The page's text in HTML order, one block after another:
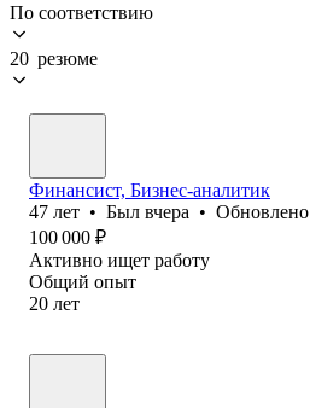
По соответствию
20 резюме
Финансист, Бизнес-аналитик
47 лет • Был вчера • Обновлено
100 000 ₽
Активно ищет работу
Общий опыт
20 лет